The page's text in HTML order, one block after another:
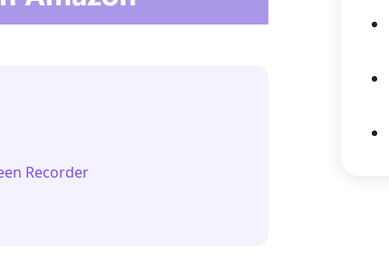
Recorder